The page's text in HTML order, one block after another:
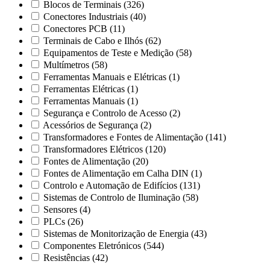
Blocos de Terminais (326)
Conectores Industriais (40)
Conectores PCB (11)
Terminais de Cabo e Ilhós (62)
Equipamentos de Teste e Medição (58)
Multímetros (58)
Ferramentas Manuais e Elétricas (1)
Ferramentas Elétricas (1)
Ferramentas Manuais (1)
Segurança e Controlo de Acesso (2)
Acessórios de Segurança (2)
Transformadores e Fontes de Alimentação (141)
Transformadores Elétricos (120)
Fontes de Alimentação (20)
Fontes de Alimentação em Calha DIN (1)
Controlo e Automação de Edifícios (131)
Sistemas de Controlo de Iluminação (58)
Sensores (4)
PLCs (26)
Sistemas de Monitorização de Energia (43)
Componentes Eletrónicos (544)
Resistências (42)